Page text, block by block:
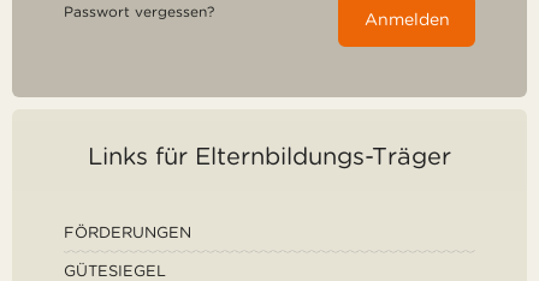
Passwort vergessen? Anmelden
Links für Elternbildungs-Träger
FÖRDERUNGEN
GÜTESIEGEL